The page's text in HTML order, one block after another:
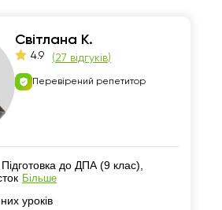
Світлана К.
4.9 (27 відгуків)
Перевірений репетитор
до ДПА (9 клас),
Більше
уроків